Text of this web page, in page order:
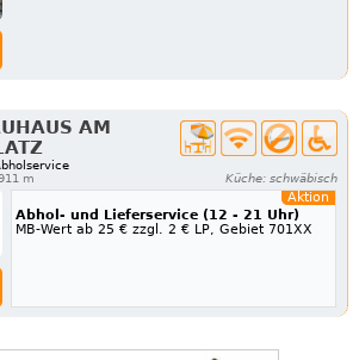
AM
m Küche: schwäbisch
Aktion
Abhol- und Lieferservice (12 - 21 Uhr)
MB-Wert ab 25 € zzgl. 2 € LP, Gebiet 701XX